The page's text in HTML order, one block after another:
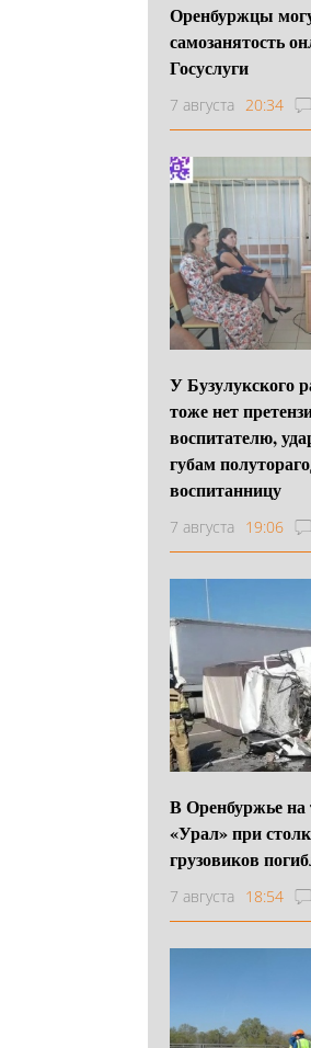
Оренбуржцы
самозанятость
Госуслуги
7 августа 20:34
У Бузулукского
тоже нет
воспитателю,
губам
воспитанницу
7 августа 19:06
В Оренбуржье на
«Урал» при
грузовиков
7 августа 18:54